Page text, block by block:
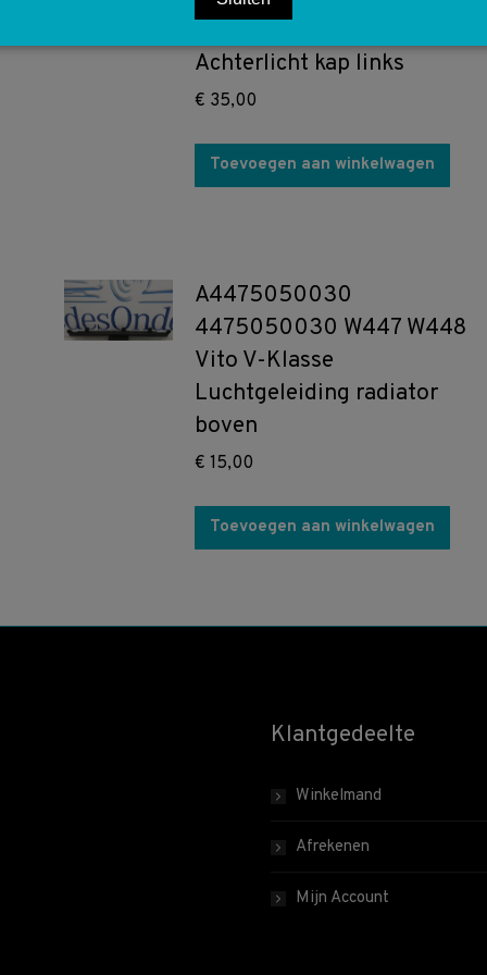
Achterlicht kap links
€ 35,00
Toevoegen aan winkelwagen
A4475050030
4475050030 W447 W448
Vito V-Klasse
Luchtgeleiding radiator
boven
€ 15,00
Toevoegen aan winkelwagen
Klantgedeelte
Winkelmand
Afrekenen
Mijn Account